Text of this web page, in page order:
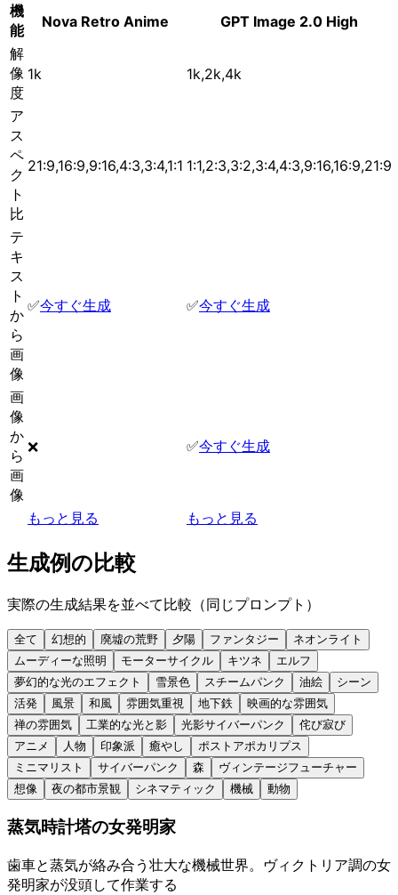
機
能
Nova Retro Anime
GPT Image 2.0 High
解
像
度
1k 1k,2k,4k
ア
ス
ペ
ク
ト
比
21:9,16:9,9:16,4:3,3:4,1:1 1:1,2:3,3:2,3:4,4:3,9:16,16:9,21:9
テ
キ
ス
ト
か
ら
画
像
✅今すぐ生成 ✅今すぐ生成
画
像
か
ら
画
像
❌ ✅今すぐ生成
もっと見る もっと見る
生成例の比較
実際の生成結果を並べて比較（同じプロンプト）
全て 幻想的 廃墟の荒野 夕陽 ファンタジー
ネオンライト
ムーディーな照明
モーターサイクル キツネ
エルフ
夢幻的な光のエフェクト
雪景色 スチームパンク 油絵
シーン
活発
風景 和風 雰囲気重視 地下鉄
映画的な雰囲気
禅の雰囲気
工業的な光と影 光影サイバーパンク
侘び寂び
アニメ
人物 印象派 癒やし
ポストアポカリプス
ミニマリスト
サイバーパンク 森
ヴィンテージフューチャー
想像
夜の都市景観 シネマティック 機械 動物
蒸気時計塔の女発明家
歯車と蒸気が絡み合う壮大な機械世界。ヴィクトリア調の女
発明家が没頭して作業する